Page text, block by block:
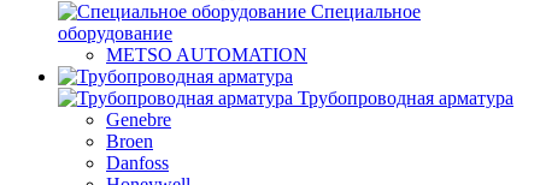
Специальное
оборудование
METSO AUTOMATION
Трубопроводная арматура
Genebre
Broen
Danfoss